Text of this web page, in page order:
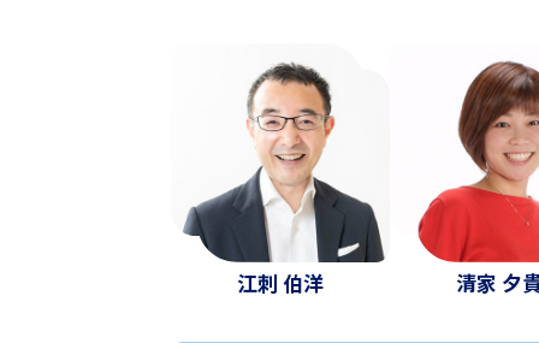
江刺 伯洋 清家 夕